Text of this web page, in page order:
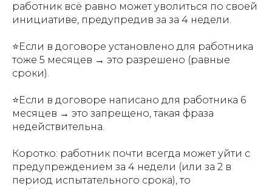
работник всё равно может уволиться по своей
инициативе, предупредив за за 4 недели.
⭐️Если в договоре установлено для работника
тоже 5 месяцев → это разрешено (равные
сроки).
⭐️Если в договоре написано для работника 6
месяцев → это запрещено, такая фраза
недействительна.
Коротко: работник почти всегда может уйти с
предупреждением за 4 недели (или за 2 в
период испытательного срока), то